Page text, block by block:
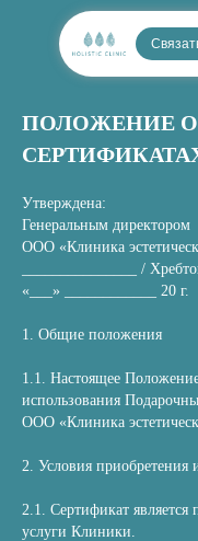
ПОЛОЖЕНИЕ
Утверждена:
Генеральным директором
ООО «Клиника
_______________ /
«___» ____________ 20 г.
1. Общие положения
1.1. Настоящее
использования
ООО «Клиника
2. Условия приобретения
2.1. Сертификат
услуги Клиники.